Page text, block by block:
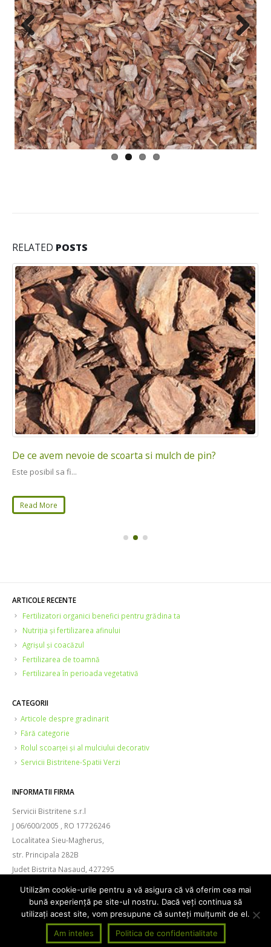
Previous Next
RELATED POSTS
De ce avem nevoie de scoarta si mulch de pin?
Este posibil sa fi...
Read More
ARTICOLE RECENTE
Fertilizatori organici benefici pentru grădina ta
Nutriția și fertilizarea afinului
Agrișul și coacăzul
Fertilizarea de toamnă
Fertilizarea în perioada vegetativă
CATEGORII
Articole despre gradinarit
Fără categorie
Rolul scoarței și al mulciului decorativ
Servicii Bistritene-Spatii Verzi
INFORMATII FIRMA
Servicii Bistritene s.r.l
J 06/600/2005 , RO 17726246
Localitatea Sieu-Magherus,
str. Principala 282B
Judet Bistrita Nasaud, 427295
email : office@spatii-verzi.ro
© Copyright 2025. Toate drepturile rezervate.
Utilizăm cookie-urile pentru a vă asigura că vă oferim cea mai
bună experiență pe site-ul nostru. Dacă veți continua să
utilizați acest site, vom presupune că sunteți mulțumit de el.
Am inteles
Politica de confidentialitate